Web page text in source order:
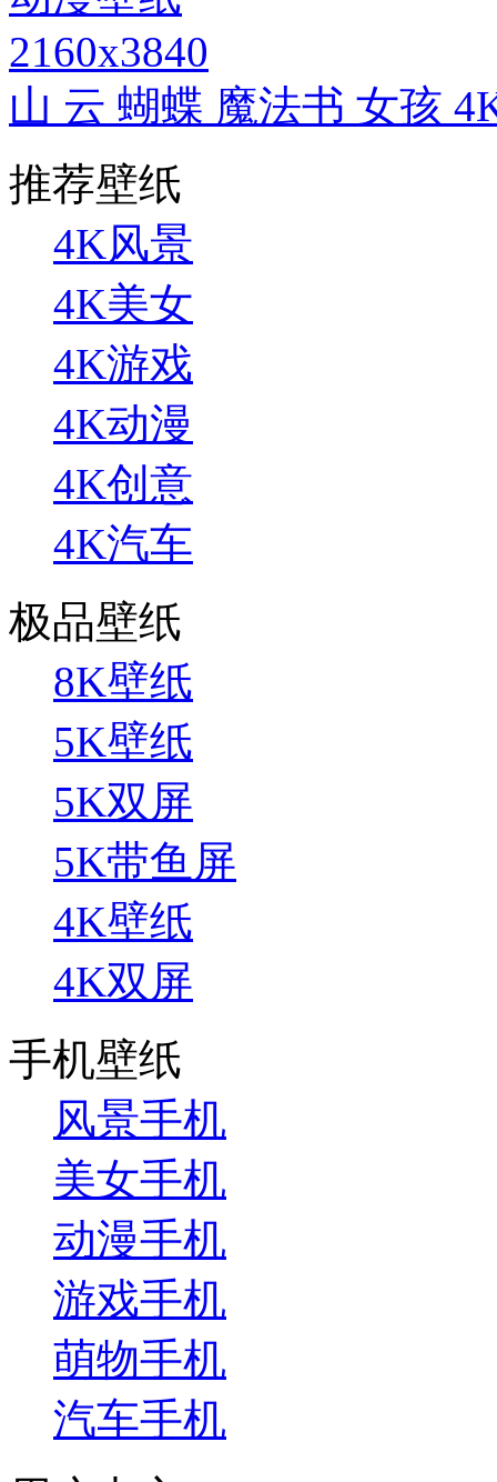
2160x3840
山 云 蝴蝶 魔法书 女孩
推荐壁纸
4K风景
4K美女
4K游戏
4K动漫
4K创意
4K汽车
极品壁纸
8K壁纸
5K壁纸
5K双屏
5K带鱼屏
4K壁纸
4K双屏
手机壁纸
风景手机
美女手机
动漫手机
游戏手机
萌物手机
汽车手机